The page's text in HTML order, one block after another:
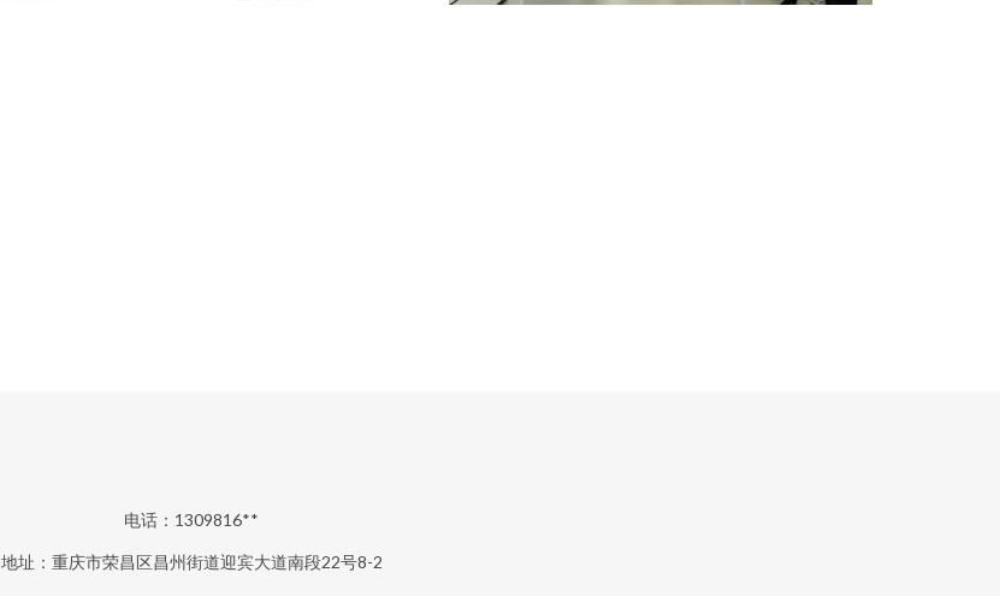
电话：1309816**
地址：重庆市荣昌区昌州街道迎宾大道南段22号8-2